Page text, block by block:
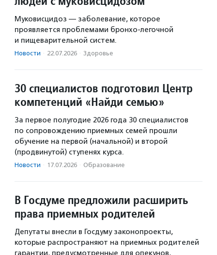
Муковисцидоз — заболевание, которое
проявляется проблемами бронхо-легочной
и пищеварительной систем.
Новости · 22.07.2026 · Здоровье
30 специалистов подготовил Центр
компетенций «Найди семью»
За первое полугодие 2026 года 30 специалистов
по сопровождению приемных семей прошли
обучение на первой (начальной) и второй
(продвинутой) ступенях курса.
Новости · 17.07.2026 · Образование
В Госдуме предложили расширить
права приемных родителей
Депутаты внесли в Госдуму законопроекты,
которые распространяют на приемных родителей
гарантии, предусмотренные для опекунов,